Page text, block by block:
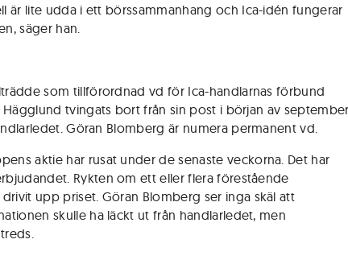
är lite udda i ett börssammanhang och Ica-idén fungerar
säger han.
som tillförordnad vd för Ica-handlarnas förbund
tvingats bort från sin post i början av september
Göran Blomberg är numera permanent vd.
aktie har rusat under de senaste veckorna. Det har
Rykten om ett eller flera förestående
upp priset. Göran Blomberg ser inga skäl att
skulle ha läckt ut från handlarledet, men